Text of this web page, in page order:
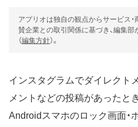
アプリオは独自の観点からサービス・
賛企業との取引関係に基づき、編集
（編集方針）。
インスタグラムでダイレクトメ
メントなどの投稿があったと
Androidスマホのロック画面・